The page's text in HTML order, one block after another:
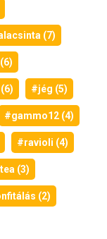
(7)
#jég (5)
#gammo12 (4)
#ravioli (4)
(3)
(2)